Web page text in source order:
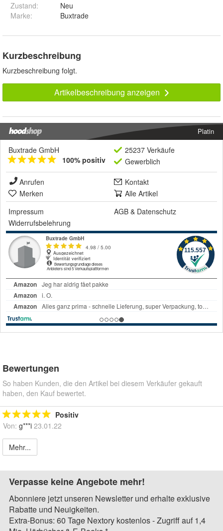
Zustand:
Neu
Marke:
Buxtrade
Kurzbeschreibung
Kurzbeschreibung folgt.
Artikelbeschreibung anzeigen
Platin
Buxtrade GmbH
100% positiv
25237 Verkäufe
Gewerblich
Anrufen
Kontakt
Merken
Alle Artikel
Impressum
AGB & Datenschutz
Widerrufsbelehrung
Bewertungen
So haben Kunden, die den Artikel bei diesem Verkäufer gekauft
haben, den Kauf bewertet.
Positiv
Von: g***i 23.01.22
Mehr...
Verpasse keine Angebote mehr!
Abonniere jetzt unseren Newsletter und erhalte exklusive
Rabatte und Neuigkeiten.
Extra-Bonus: 60 Tage Nextory kostenlos - Zugriff auf 1,4